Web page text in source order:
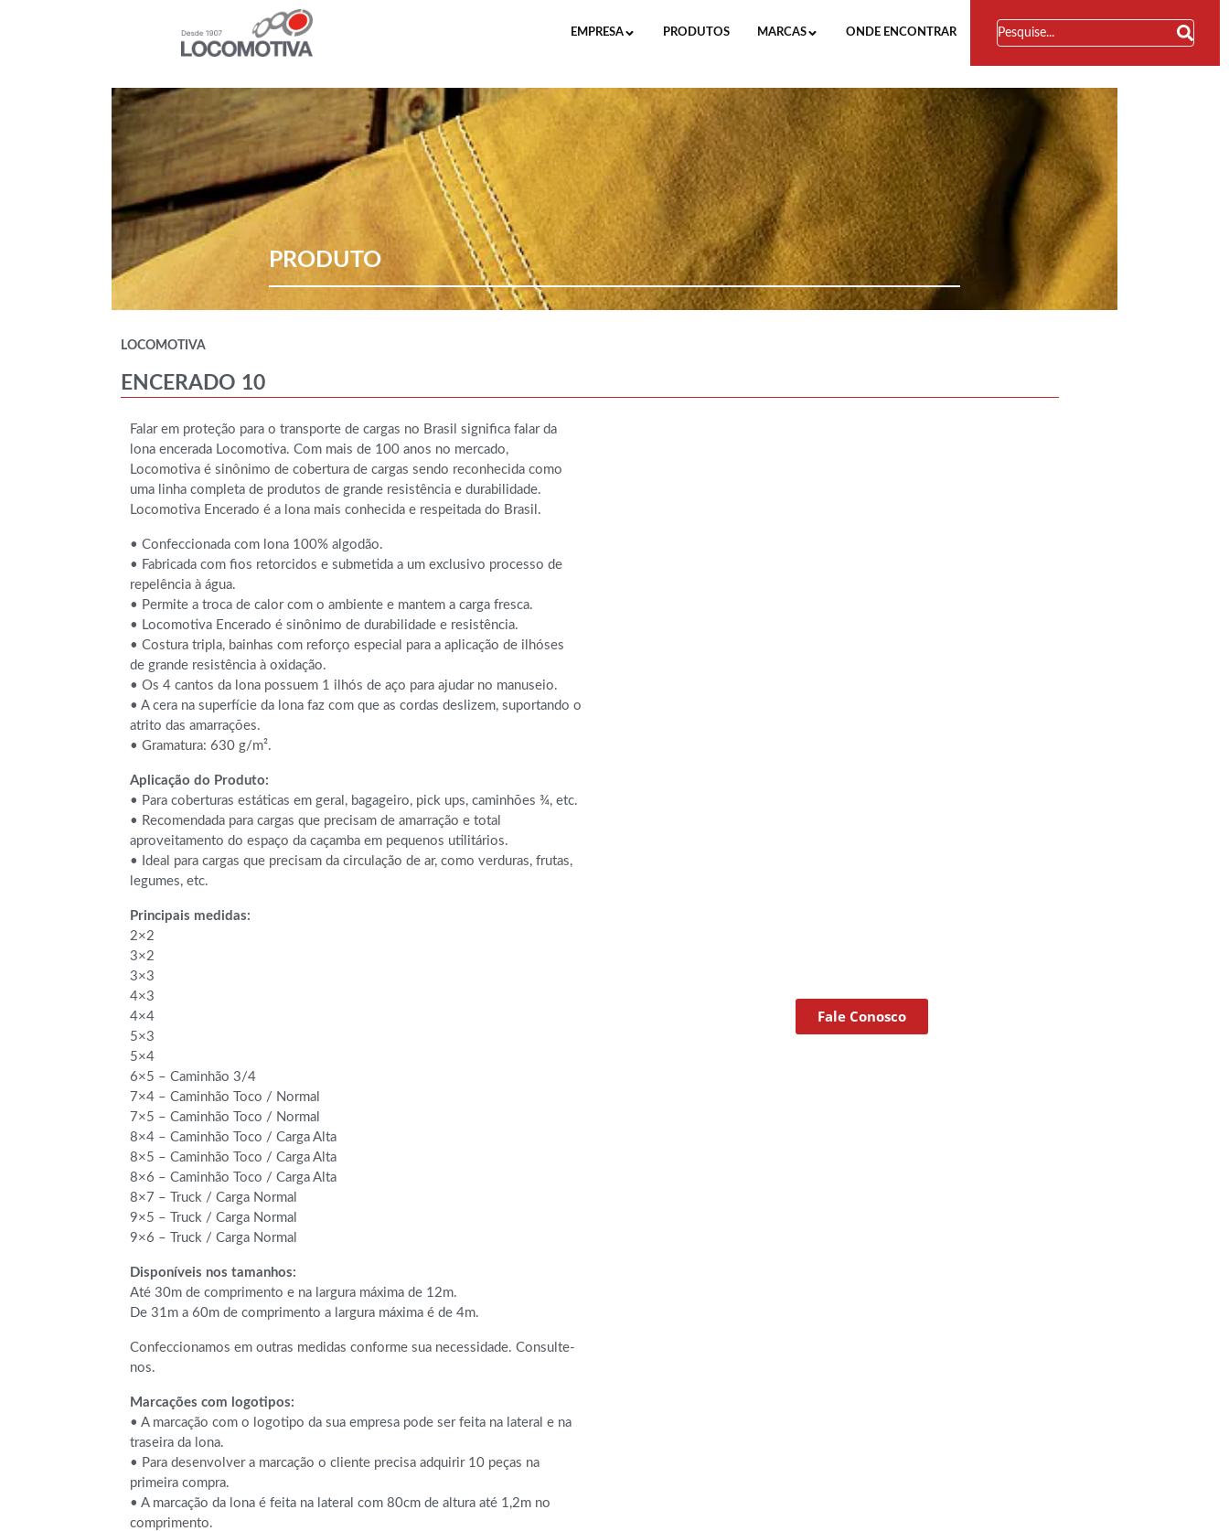
EMPRESA PRODUTOS MARCAS ONDE ENCONTRAR
PRODUTO
LOCOMOTIVA
ENCERADO 10
Falar em proteção para o transporte de cargas no Brasil significa falar da
lona encerada Locomotiva. Com mais de 100 anos no mercado,
Locomotiva é sinônimo de cobertura de cargas sendo reconhecida como
uma linha completa de produtos de grande resistência e durabilidade.
Locomotiva Encerado é a lona mais conhecida e respeitada do Brasil.
• Confeccionada com lona 100% algodão.
• Fabricada com fios retorcidos e submetida a um exclusivo processo de
repelência à água.
• Permite a troca de calor com o ambiente e mantem a carga fresca.
• Locomotiva Encerado é sinônimo de durabilidade e resistência.
• Costura tripla, bainhas com reforço especial para a aplicação de ilhóses
de grande resistência à oxidação.
• Os 4 cantos da lona possuem 1 ilhós de aço para ajudar no manuseio.
• A cera na superfície da lona faz com que as cordas deslizem, suportando o
atrito das amarrações.
• Gramatura: 630 g/m².
Aplicação do Produto:
• Para coberturas estáticas em geral, bagageiro, pick ups, caminhões ¾, etc.
• Recomendada para cargas que precisam de amarração e total
aproveitamento do espaço da caçamba em pequenos utilitários.
• Ideal para cargas que precisam da circulação de ar, como verduras, frutas,
legumes, etc.
Principais medidas:
2×2
3×2
3×3
4×3
4×4
5×3
5×4
6×5 – Caminhão 3/4
7×4 – Caminhão Toco / Normal
7×5 – Caminhão Toco / Normal
8×4 – Caminhão Toco / Carga Alta
8×5 – Caminhão Toco / Carga Alta
8×6 – Caminhão Toco / Carga Alta
8×7 – Truck / Carga Normal
9×5 – Truck / Carga Normal
9×6 – Truck / Carga Normal
Disponíveis nos tamanhos:
Até 30m de comprimento e na largura máxima de 12m.
De 31m a 60m de comprimento a largura máxima é de 4m.
Confeccionamos em outras medidas conforme sua necessidade. Consulte-
nos.
Marcações com logotipos:
• A marcação com o logotipo da sua empresa pode ser feita na lateral e na
traseira da lona.
• Para desenvolver a marcação o cliente precisa adquirir 10 peças na
primeira compra.
• A marcação da lona é feita na lateral com 80cm de altura até 1,2m no
comprimento.
Fale Conosco